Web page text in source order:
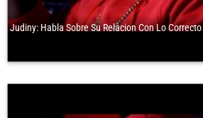
Judiny: Habla Sobre Su Relacion Con Lo Correcto